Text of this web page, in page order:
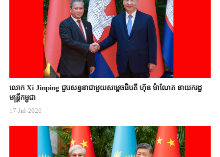
លោក Xi Jinping ជួបសន្ទនាជាមួយសម្តេចធិបតី ហ៊ុន ម៉ាណែត នាយករដ្ឋ
មន្ត្រីកម្ពុជា
17-Jul-2026